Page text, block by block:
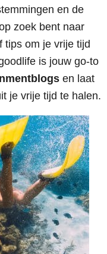
en de
zoek bent naar
tips om je vrije tijd
is jouw go-to
en laat
je vrije tijd te halen.